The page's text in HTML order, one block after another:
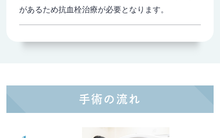
があるため抗血栓治療が必要となります。
手術の流れ